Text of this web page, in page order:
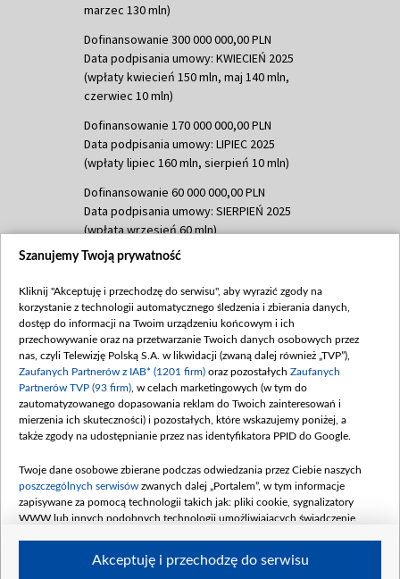
marzec 130 mln)
Dofinansowanie 300 000 000,00 PLN
Data podpisania umowy: KWIECIEŃ 2025
(wpłaty kwiecień 150 mln, maj 140 mln,
czerwiec 10 mln)
Dofinansowanie 170 000 000,00 PLN
Data podpisania umowy: LIPIEC 2025
(wpłaty lipiec 160 mln, sierpień 10 mln)
Dofinansowanie 60 000 000,00 PLN
Data podpisania umowy: SIERPIEŃ 2025
(wpłata wrzesień 60 mln)
Dofinansowanie 635 783 051,21 PLN
(wpłata wrzesień 100 mln, październik 350
mln, listopad 265 mln)
Dofinansowanie 48 862 000,00 PLN
Data podpisania umowy: GRUDZIEŃ 2025
(wpłata grudzień 60,548 mln)
Dofinansowanie 900 000 000,00 PLN
Data podpisania umowy: LUTY 2026 (wpłata
kwiecień 180 mln, 7 maja 180 mln, 8
czerwca 90 mln)
Dofinansowanie 250 000 000,00 PLN
4 sierpnia 250 mln
Szanujemy Twoją prywatność
Kliknij "Akceptuję i przechodzę do serwisu", aby wyrazić zgody na
korzystanie z technologii automatycznego śledzenia i zbierania danych,
dostęp do informacji na Twoim urządzeniu końcowym i ich
przechowywanie oraz na przetwarzanie Twoich danych osobowych przez
nas, czyli Telewizję Polską S.A. w likwidacji (zwaną dalej również „TVP”),
Zaufanych Partnerów z IAB* (1201 firm) oraz pozostałych Zaufanych
Partnerów TVP (93 firm) , w celach marketingowych (w tym do
zautomatyzowanego dopasowania reklam do Twoich zainteresowań i
mierzenia ich skuteczności) i pozostałych, które wskazujemy poniżej, a
także zgody na udostępnianie przez nas identyfikatora PPID do Google.
Twoje dane osobowe zbierane podczas odwiedzania przez Ciebie naszych
poszczególnych serwisów zwanych dalej „Portalem”, w tym informacje
zapisywane za pomocą technologii takich jak: pliki cookie, sygnalizatory
WWW lub innych podobnych technologii umożliwiających świadczenie
Akceptuję i przechodzę do serwisu